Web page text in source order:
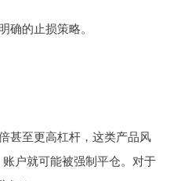
确的止损策略。
甚至更高杠杆，这类产品风
户就可能被强制平仓。对于